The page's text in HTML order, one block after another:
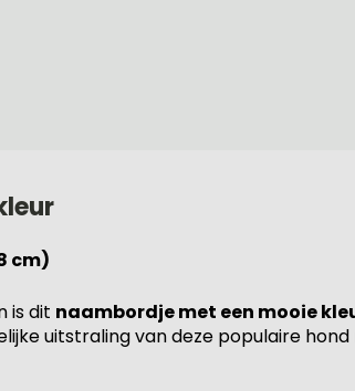
cm)
is dit naambordje met een mooie
uitstraling van deze populaire